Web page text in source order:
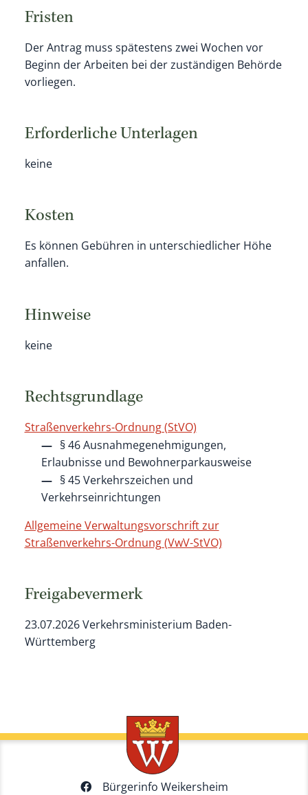
Fristen
Der Antrag muss spätestens zwei Wochen vor
Beginn der Arbeiten bei der zuständigen Behörde
vorliegen.
Erforderliche Unterlagen
keine
Kosten
Es können Gebühren in unterschiedlicher Höhe
anfallen.
Hinweise
keine
Rechtsgrundlage
Straßenverkehrs-Ordnung (StVO)
§ 46 Ausnahmegenehmigungen,
Erlaubnisse und Bewohnerparkausweise
§ 45 Verkehrszeichen und
Verkehrseinrichtungen
Allgemeine Verwaltungsvorschrift zur
Straßenverkehrs-Ordnung (VwV-StVO)
Freigabevermerk
23.07.2026 Verkehrsministerium Baden-
Württemberg
Bürgerinfo Weikersheim